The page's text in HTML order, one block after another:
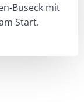
Buseck mit
Start.